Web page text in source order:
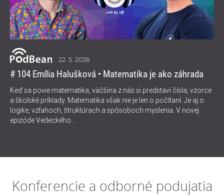
22. 5. 2026
# 104 Emília Halušková • Matematika je ako záhrada
Keď sa povie matematika, väčšina z nás si predstaví čísla, vzorce
a školské príklady. Matematika však nie je len o počítaní. Je aj o
logike, vzťahoch, štruktúrach a spôsoboch myslenia. V novej
epizóde Vedeckého...
Konferencie a odborné podujatia